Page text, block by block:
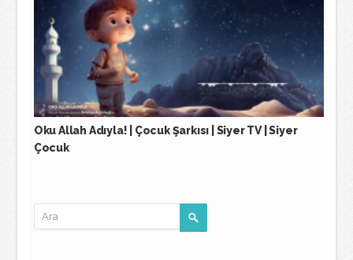
Oku Allah Adıyla! | Çocuk Şarkısı | Siyer TV | Siyer
Çocuk